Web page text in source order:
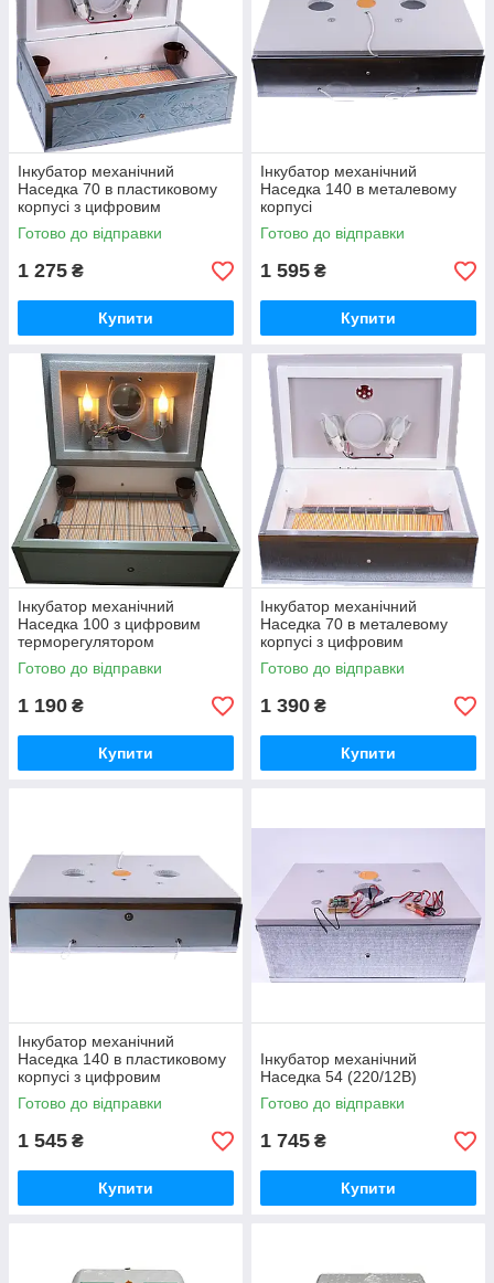
Інкубатор механічний
Наседка 70 в пластиковому
корпусі з цифровим
терморегулятором
Готово до відправки
1 275 ₴
Купити
Інкубатор механічний
Наседка 140 в металевому
корпусі
Готово до відправки
1 595 ₴
Купити
Інкубатор механічний
Наседка 100 з цифровим
терморегулятором
Готово до відправки
1 190 ₴
Купити
Інкубатор механічний
Наседка 70 в металевому
корпусі з цифровим
терморегулятором
Готово до відправки
1 390 ₴
Купити
Інкубатор механічний
Наседка 140 в пластиковому
корпусі з цифровим
терморегулятором
Готово до відправки
1 545 ₴
Купити
Інкубатор механічний
Наседка 54 (220/12В)
Готово до відправки
1 745 ₴
Купити